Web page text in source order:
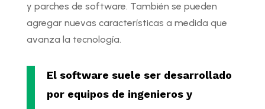
y parches de software. También se pueden
agregar nuevas características a medida que
avanza la tecnología.
El software suele ser desarrollado
por equipos de ingenieros y